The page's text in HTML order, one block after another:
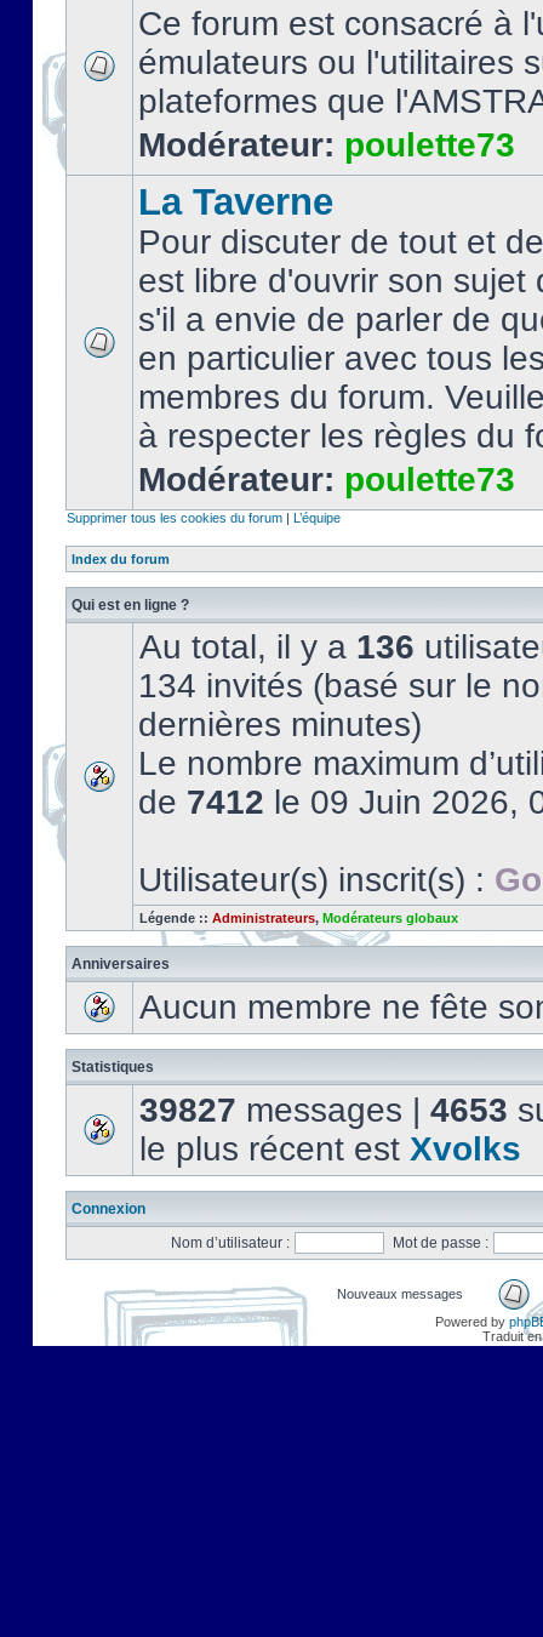
Ce forum est consacré à
émulateurs ou l'utilitaires
plateformes que
Modérateur: poulette73
La Taverne
Pour discuter de tout et
est libre d'ouvrir son sujet
s'il a envie de parler de
en particulier avec tous
membres du forum.
à respecter les règles du
Modérateur: poulette73
Supprimer tous les cookies du forum | L’équipe
Index du forum
Qui est en ligne ?
Au total, il y a 136
134 invités (basé sur le
dernières minutes)
Le nombre maximum
de 7412 le 09 Juin 2026,
Utilisateur(s) inscrit(s) :
Légende :: Administrateurs, Modérateurs globaux
Anniversaires
Aucun membre ne fête
Statistiques
39827 messages | 4653
le plus récent est Xvolks
Connexion
Nom d’utilisateur :
Mot de passe :
Nouveaux messages
Powered by
Traduit